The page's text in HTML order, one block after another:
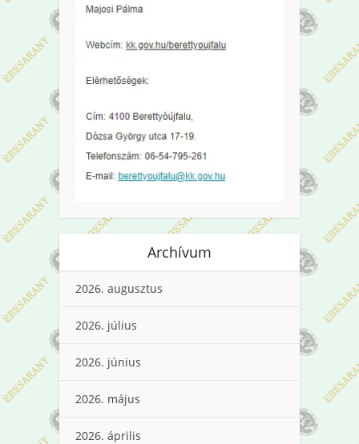
Archívum
2026. augusztus
2026. július
2026. június
2026. május
2026. április